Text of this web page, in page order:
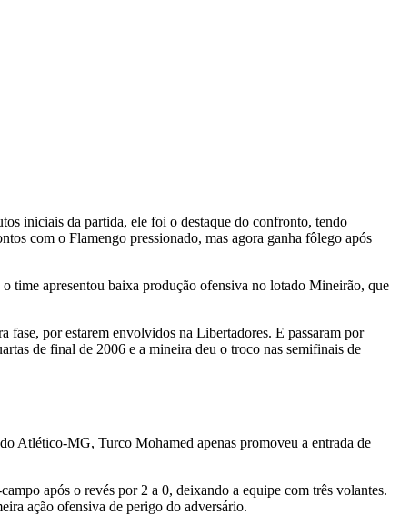
iniciais da partida, ele foi o destaque do confronto, tendo
com o Flamengo pressionado, mas agora ganha fôlego após
time apresentou baixa produção ofensiva no lotado Mineirão, que
fase, por estarem envolvidos na Libertadores. E passaram por
de final de 2006 e a mineira deu o troco nas semifinais de
Atlético-MG, Turco Mohamed apenas promoveu a entrada de
após o revés por 2 a 0, deixando a equipe com três volantes.
ação ofensiva de perigo do adversário.